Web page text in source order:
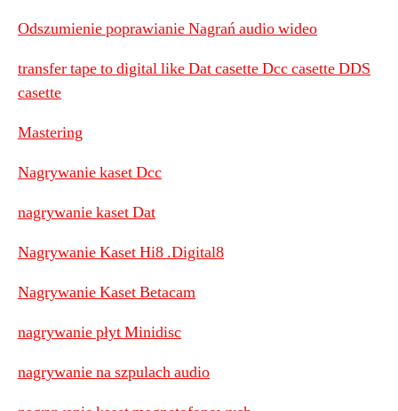
Odszumienie poprawianie Nagrań audio wideo
transfer tape to digital like Dat casette Dcc casette DDS
casette
Mastering
Nagrywanie kaset Dcc
nagrywanie kaset Dat
Nagrywanie Kaset Hi8 .Digital8
Nagrywanie Kaset Betacam
nagrywanie płyt Minidisc
nagrywanie na szpulach audio